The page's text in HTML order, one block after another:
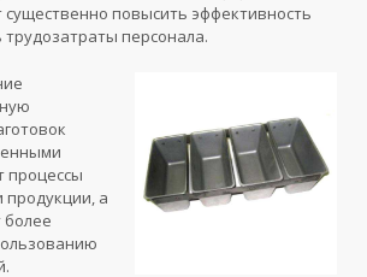
повысить эффективность
персонала.
процессы
продукции, а
более